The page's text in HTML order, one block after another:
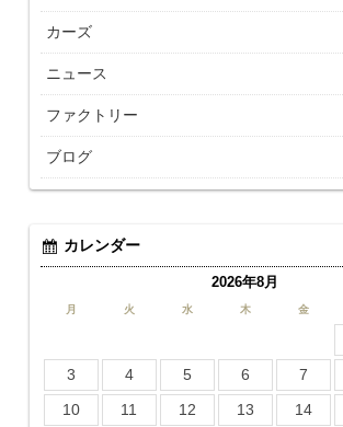
カーズ
ニュース
ファクトリー
ブログ
カレンダー
2026年8月
月 火 水 木 金
3
4 5 6 7
10
11 12 13 14